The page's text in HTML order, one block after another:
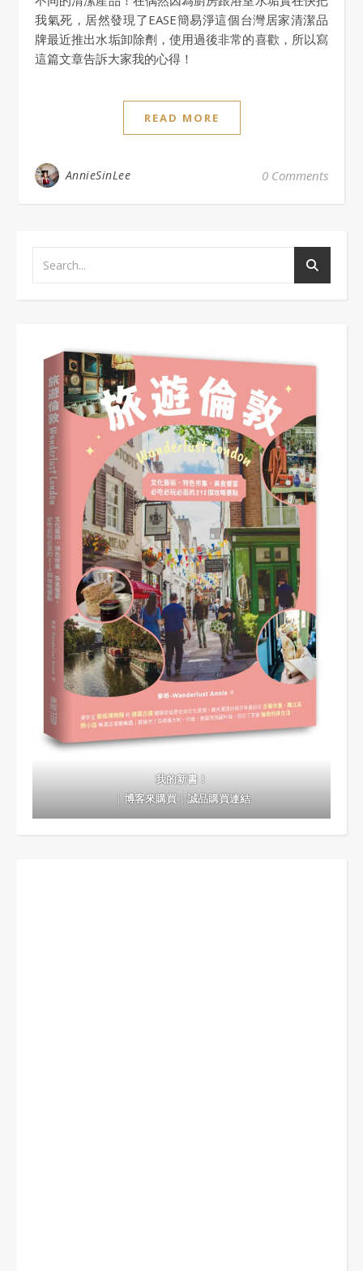
我氣死，居然發現了EASE簡易淨這個台灣居家清潔品
牌最近推出水垢卸除劑，使用過後非常的喜歡，所以寫
這篇文章告訴大家我的心得！
READ MORE
AnnieSinLee 0 Comments
我的新書！
｜博客來購買｜誠品購買連結